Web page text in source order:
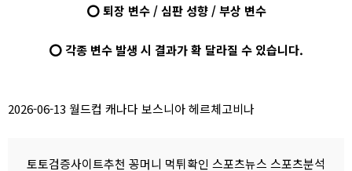
⭕ 퇴장 변수 / 심판 성향 / 부상 변수
⭕ 각종 변수 발생 시 결과가 확 달라질 수 있습니다.
2026-06-13 월드컵 캐나다 보스니아 헤르체고비나
토토검증사이트추천 꽁머니 먹튀확인 스포츠뉴스 스포츠분석